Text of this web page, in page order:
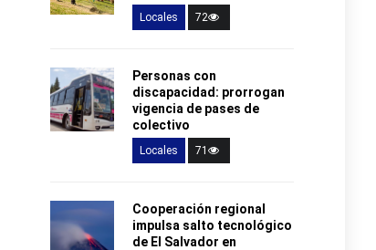
Locales 72
Personas con
discapacidad: prorrogan
vigencia de pases de
colectivo
Locales 71
Cooperación regional
impulsa salto tecnológico
de El Salvador en